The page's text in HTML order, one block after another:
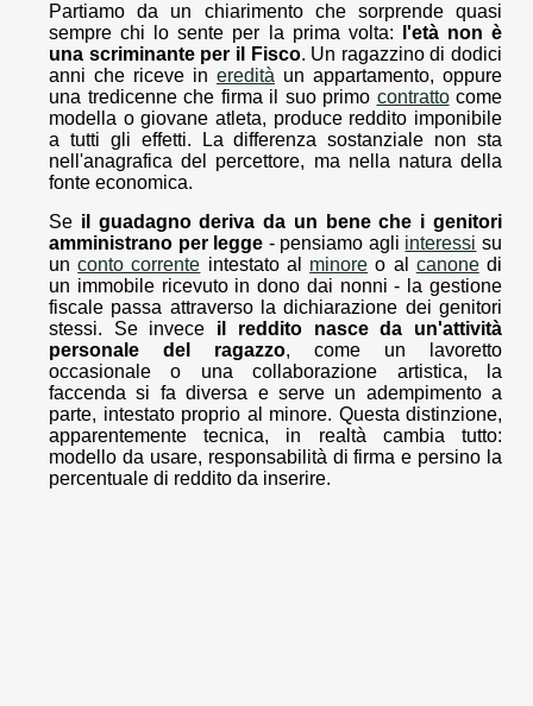
Partiamo da un chiarimento che sorprende quasi
sempre chi lo sente per la prima volta:
l'età non è
una scriminante per il Fisco. Un ragazzino di dodici
anni che riceve in eredità un appartamento, oppure
una tredicenne che firma il suo primo contrattocome
modella o giovane atleta, produce reddito imponibile
a tutti gli effetti. La differenza sostanziale non sta
nell'anagrafica del percettore, ma nella natura della
fonte economica.
Se il guadagno deriva da un bene che i genitori
amministrano per legge - pensiamo agli interessi su
unconto corrente intestato al minore o al canonedi
un immobile ricevuto in dono dai nonni - la gestione
fiscale passa attraverso la dichiarazione dei genitori
stessi. Se invece il reddito nasce da un'attività
personale del ragazzo, come un lavoretto
occasionale o una collaborazione artistica, la
faccenda si fa diversa e serve un adempimento a
parte, intestato proprio al minore. Questa distinzione,
apparentemente tecnica, in realtà cambia tutto:
modello da usare, responsabilità di firma e persino la
percentuale di reddito da inserire.